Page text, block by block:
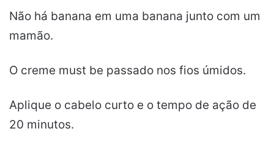
Não há banana em uma banana junto com um
mamão.
O creme must be passado nos fios úmidos.
Aplique o cabelo curto e o tempo de ação de
20 minutos.